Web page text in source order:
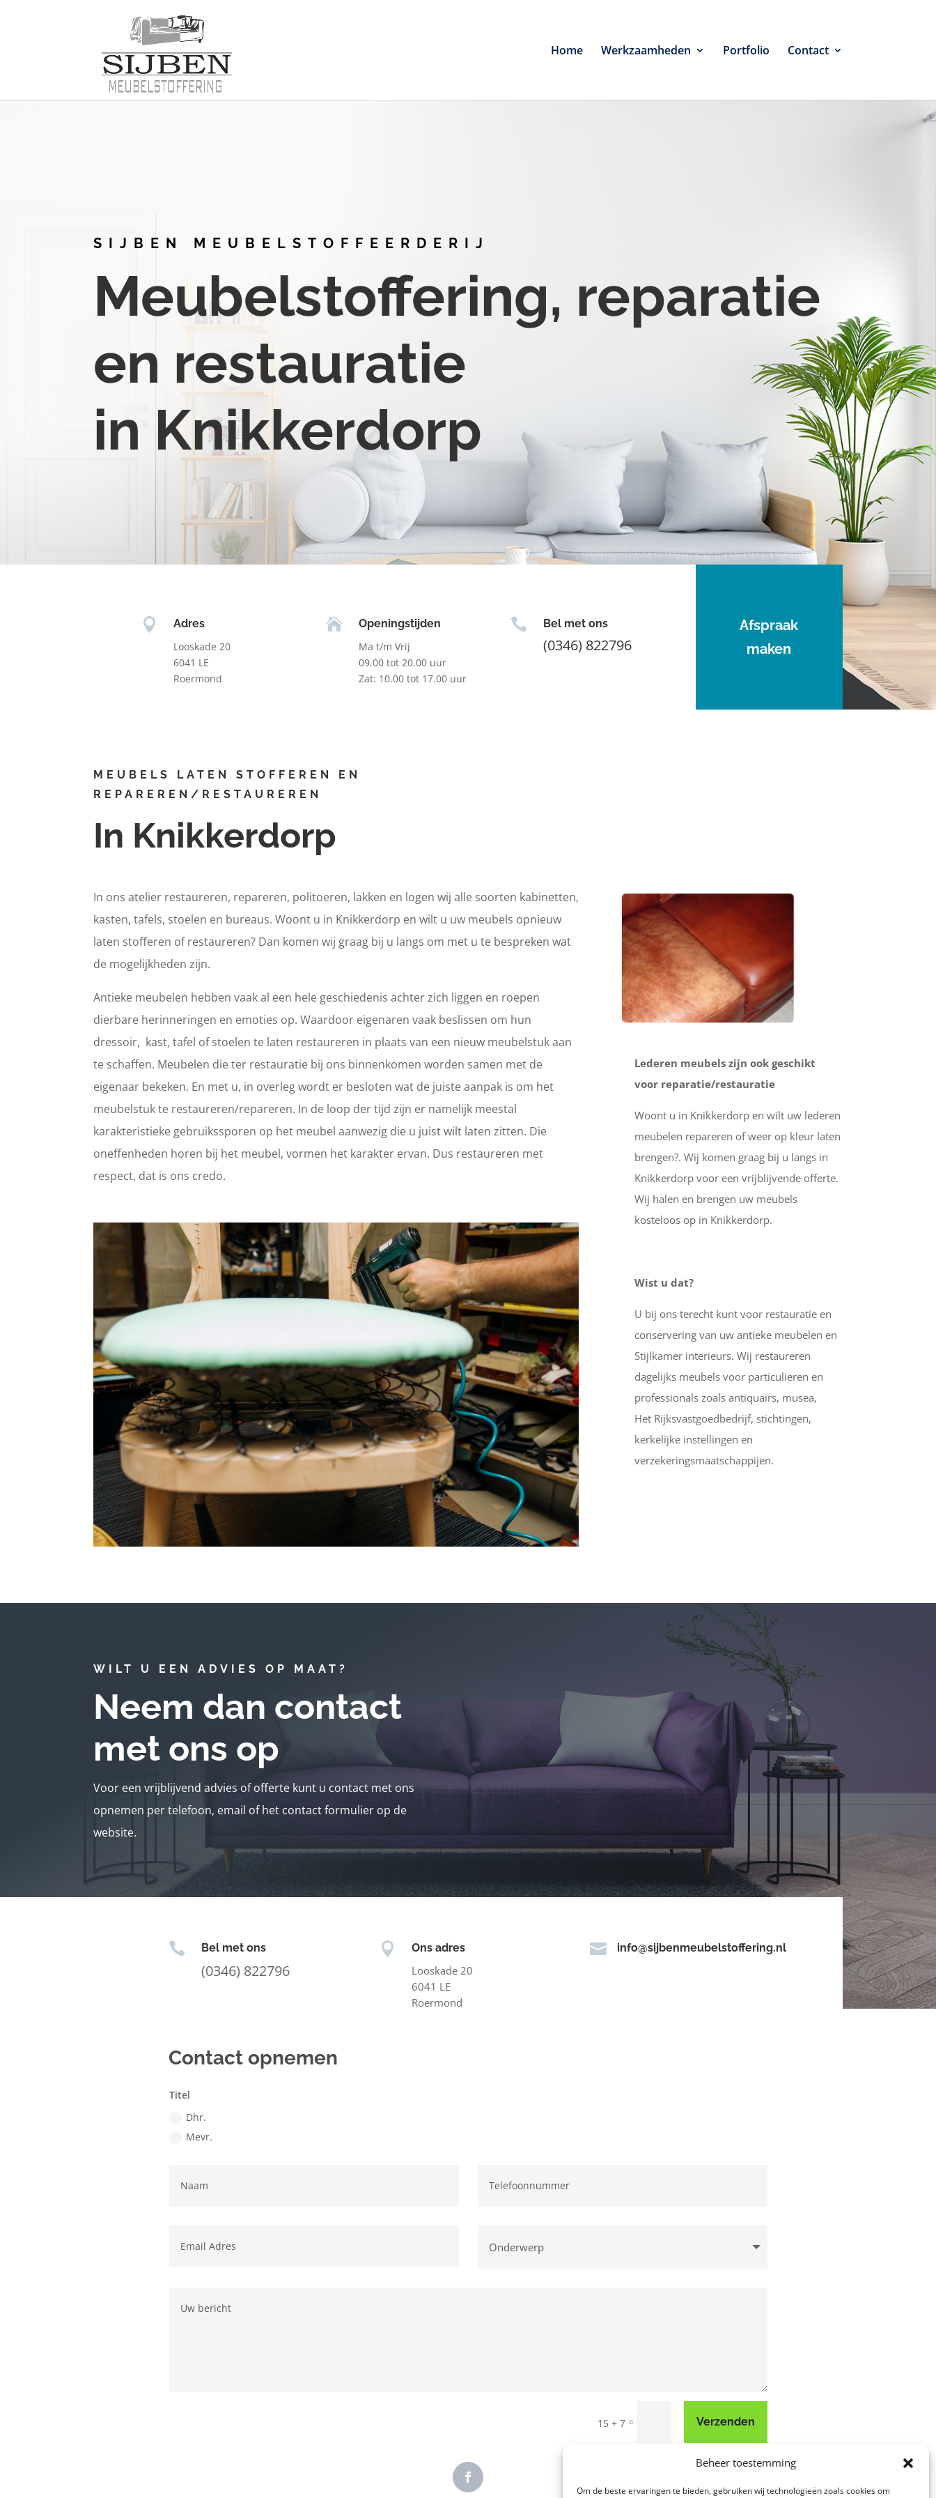
Beheer toestemming
Om de beste ervaringen te bieden, gebruiken wij technologieën zoals cookies om
Home Werkzaamheden Portfolio Contact
SIJBEN MEUBELSTOFFEERDERIJ
Meubelstoffering, reparatie
en restauratie
in Knikkerdorp

Adres
Looskade 20
6041 LE
Roermond

Openingstijden
Ma t/m Vrij
09.00 tot 20.00 uur
Zat: 10.00 tot 17.00 uur
 Bel met ons
(0346) 822796
Afspraak
maken
MEUBELS LATEN STOFFEREN EN
REPAREREN/RESTAUREREN
In Knikkerdorp
In ons atelier restaureren, repareren, politoeren, lakken en logen wij alle soorten kabinetten,
kasten, tafels, stoelen en bureaus. Woont u in Knikkerdorp en wilt u uw meubels opnieuw
laten stofferen of restaureren? Dan komen wij graag bij u langs om met u te bespreken wat
de mogelijkheden zijn.
Antieke meubelen hebben vaak al een hele geschiedenis achter zich liggen en roepen
dierbare herinneringen en emoties op. Waardoor eigenaren vaak beslissen om hun
dressoir, kast, tafel of stoelen te laten restaureren in plaats van een nieuw meubelstuk aan
te schaffen. Meubelen die ter restauratie bij ons binnenkomen worden samen met de
eigenaar bekeken. En met u, in overleg wordt er besloten wat de juiste aanpak is om het
meubelstuk te restaureren/repareren. In de loop der tijd zijn er namelijk meestal
karakteristieke gebruikssporen op het meubel aanwezig die u juist wilt laten zitten. Die
oneffenheden horen bij het meubel, vormen het karakter ervan. Dus restaureren met
respect, dat is ons credo.
Lederen meubels zijn ook geschikt
voor reparatie/restauratie
Woont u in Knikkerdorp en wilt uw lederen
meubelen repareren of weer op kleur laten
brengen?. Wij komen graag bij u langs in
Knikkerdorp voor een vrijblijvende offerte.
Wij halen en brengen uw meubels
kosteloos op in Knikkerdorp.
Wist u dat?
U bij ons terecht kunt voor restauratie en
conservering van uw antieke meubelen en
Stijlkamer interieurs. Wij restaureren
dagelijks meubels voor particulieren en
professionals zoals antiquairs, musea,
Het Rijksvastgoedbedrijf, stichtingen,
kerkelijke instellingen en
verzekeringsmaatschappijen.
WILT U EEN ADVIES OP MAAT?
Neem dan contact
met ons op
Voor een vrijblijvend advies of offerte kunt u contact met ons
opnemen per telefoon, email of het contact formulier op de
website.
 Bel met ons
(0346) 822796
 Ons adres
Looskade 20
6041 LE
Roermond
 info@sijbenmeubelstoffering.nl
Contact opnemen
Titel
Dhr.
Mevr.
15 + 7 = Verzenden